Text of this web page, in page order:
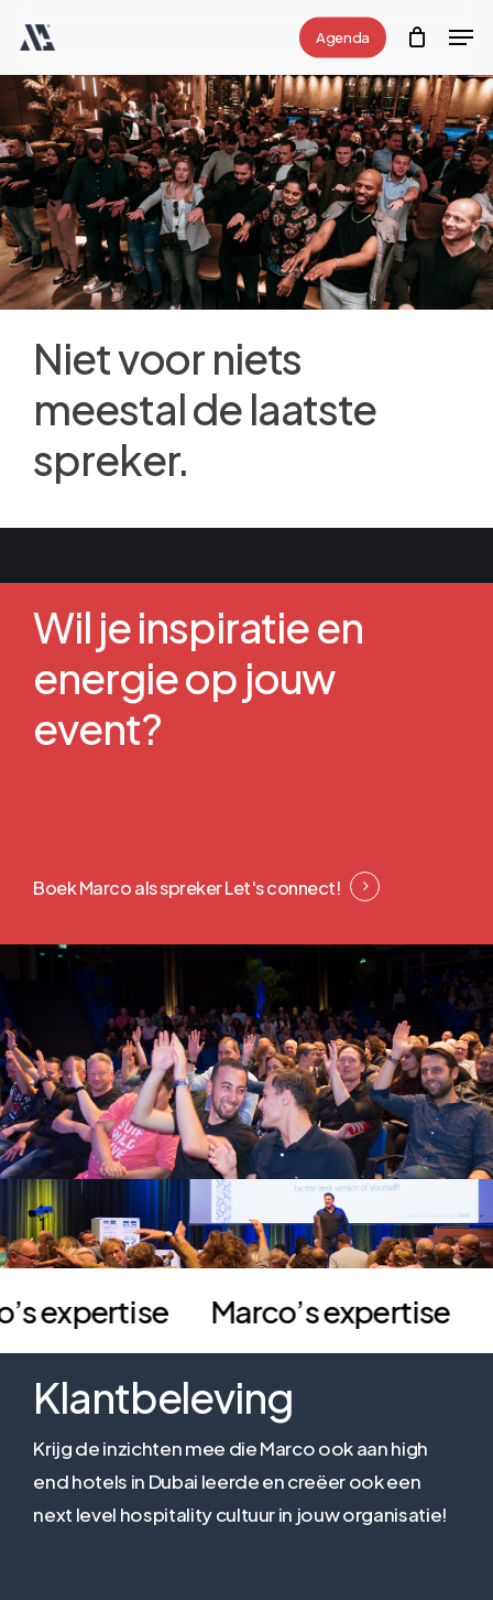
main
content
Agenda
Niet voor niets
meestal de laatste
spreker.
Wil je inspiratie en
energie op jouw
event?
Boek Marco als sprekerLet's connect!
expertise Marco’s expertise
Klantbeleving
Krijg de inzichten mee die Marco ook aan high
end hotels in Dubai leerde en creëer ook een
next level hospitality cultuur in jouw organisatie!
Close
Menu